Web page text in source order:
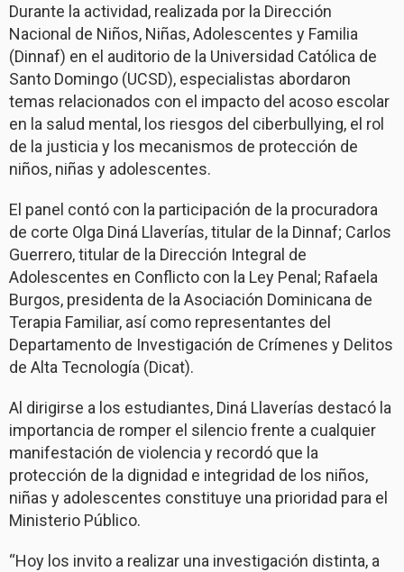
Durante la actividad, realizada por la Dirección
Nacional de Niños, Niñas, Adolescentes y Familia
(Dinnaf) en el auditorio de la Universidad Católica de
Santo Domingo (UCSD), especialistas abordaron
temas relacionados con el impacto del acoso escolar
en la salud mental, los riesgos del ciberbullying, el rol
de la justicia y los mecanismos de protección de
niños, niñas y adolescentes.
El panel contó con la participación de la procuradora
de corte Olga Diná Llaverías, titular de la Dinnaf; Carlos
Guerrero, titular de la Dirección Integral de
Adolescentes en Conflicto con la Ley Penal; Rafaela
Burgos, presidenta de la Asociación Dominicana de
Terapia Familiar, así como representantes del
Departamento de Investigación de Crímenes y Delitos
de Alta Tecnología (Dicat).
Al dirigirse a los estudiantes, Diná Llaverías destacó la
importancia de romper el silencio frente a cualquier
manifestación de violencia y recordó que la
protección de la dignidad e integridad de los niños,
niñas y adolescentes constituye una prioridad para el
Ministerio Público.
“Hoy los invito a realizar una investigación distinta, a